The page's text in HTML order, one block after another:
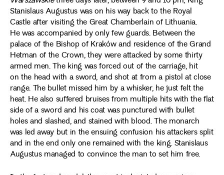
Stanislaus Augustus was on his way back to the Royal
Castle after visiting the Great Chamberlain of Lithuania.
He was accompanied by only few guards. Between the
palace of the Bishop of Kraków and residence of the Grand
Hetman of the Crown, they were attacked by some thirty
armed men. The king was forced out of the carriage, hit
on the head with a sword, and shot at from a pistol at close
range. The bullet missed him by a whisker, he just felt the
heat. He also suffered bruises from multiple hits with the flat
side of a sword and his coat was punctured with bullet
holes and slashed, and stained with blood. The monarch
was led away but in the ensuing confusion his attackers split
and in the end only one remained with the king. Stanislaus
Augustus managed to convince the man to set him free.